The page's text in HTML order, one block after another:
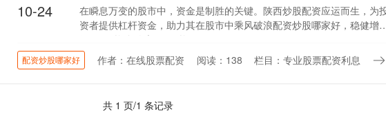
10-24
在瞬息万变的股市中，资金是制胜的关键。陕西炒股配资应运而生，为
资者提供杠杆资金，助力其在股市中乘风破浪配资炒股哪家好，稳健增
值。 * **资金放大：**配资开....
配资炒股哪家好 作者：在线股票配资 阅读：138 栏目：专业股票配资利息
共 1 页/1 条记录